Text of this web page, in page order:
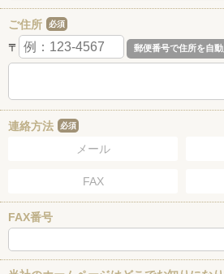
ご住所 必須
〒
連絡方法 必須
メール
FAX
FAX番号